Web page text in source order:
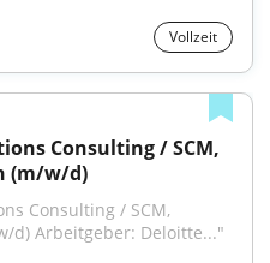
Vollzeit
(m/w/d)
d) Arbeitgeber: Deloitte..."